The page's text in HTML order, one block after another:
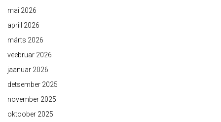
mai 2026
aprill 2026
märts 2026
veebruar 2026
jaanuar 2026
detsember 2025
november 2025
oktoober 2025